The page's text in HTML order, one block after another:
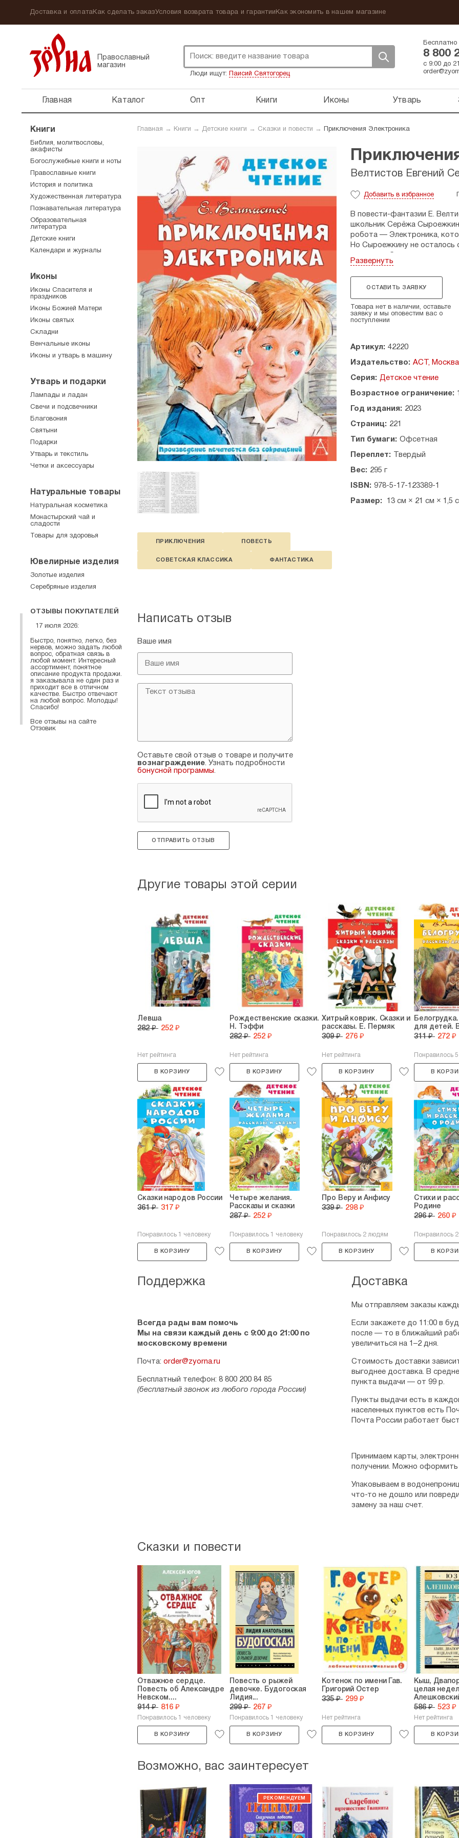
Доставка и оплатаКак сделать заказУсловия возврата товара и гарантии Как экономить в нашем магазине
Православный
магазин
Люди ищут: Паисий Святогорец
Бесплатно
8 800
с 9:00 до
Главная Каталог Опт Книги Иконы Утварь
Главная → Книги → Детские книги → Сказки и повести → Приключения Электроника
ПРИКЛЮЧЕНИЯ ПОВЕСТЬ
СОВЕТСКАЯ КЛАССИКА ФАНТАСТИКА
Велтистов Евгений
Добавить в избранное
В повести-фантазии Е.
школьник Серёжа Сыроежкин
робота — Электроника,
Но Сыроежкину не осталось
детских писателей-
страны, поэтому повесть
технический прогресс и
Для среднего школьного
Развернуть
ОСТАВИТЬ ЗАЯВКУ
Товара нет в наличии, оставьте
заявку и мы оповестим вас о
поступлении
Артикул: 42220
Издательство: АСТ, Москва
Серия: Детское чтение
Возрастное ограничение:
Год издания: 2023
Страниц: 221
Тип бумаги: Офсетная
Переплет: Твердый
Вес: 295 г
ISBN: 978-5-17-123389-1
Размер: 13 см × 21 см × 1,5
Написать отзыв
Ваше имя
Оставьте свой отзыв о товаре и получите
вознаграждение. Узнать подробности
бонусной программы.
ОТПРАВИТЬ ОТЗЫВ
Другие товары этой серии
Левша
282 ₽ 252 ₽
Нет рейтинга
В КОРЗИНУ
Рождественские сказки.
Н. Тэффи
282 ₽ 252 ₽
Нет рейтинга
В КОРЗИНУ
Хитрый коврик. Сказки и
рассказы. Е. Пермяк
309 ₽ 276 ₽
Нет рейтинга
В КОРЗИНУ
для детей.
311 ₽ 272 ₽
Понравилось
В
Сказки народов России
361 ₽ 317 ₽
Понравилось 1 человеку
В КОРЗИНУ
Четыре желания.
Рассказы и сказки
287 ₽ 252 ₽
Понравилось 1 человеку
В КОРЗИНУ
Про Веру и Анфису
339 ₽ 298 ₽
Понравилось 2 людям
В КОРЗИНУ
Стихи и
Родине
296 ₽ 260 ₽
Понравилось
В
Поддержка
Всегда рады вам помочь
Мы на связи каждый день с 9:00 до 21:00 по
московскому времени
Почта: order@zyorna.ru
Бесплатный телефон: 8 800 200 84 85
(бесплатный звонок из любого города России)
Доставка
Мы отправляем заказы
Если закажете до 11:00 в
после — то в ближайший
увеличиться на 1–2 дня.
Стоимость доставки
выгоднее доставка. В
пункта выдачи — от 99 р.
Пункты выдачи есть в
населенных пунктов есть
Почта России работает
Принимаем карты,
получении. Можно оформить
Упаковываем в
что-то не дошло или
замену за наш счет.
Сказки и повести
Отважное сердце.
Повесть об Александре
Невском....
914 ₽ 816 ₽
Понравилось 1 человеку
В КОРЗИНУ
Повесть о рыжей
девочке. Будогоская
Лидия...
299 ₽ 267 ₽
Понравилось 1 человеку
В КОРЗИНУ
Котенок по имени Гав.
Григорий Остер
335 ₽ 299 ₽
Нет рейтинга
В КОРЗИНУ
Кыш,
целая
586 ₽ 523 ₽
Нет рейтинга
В
Возможно, вас заинтересует
Книги
Библия, молитвословы,
акафисты
Богослужебные книги и ноты
Православные книги
История и политика
Художественная литература
Познавательная литература
Образовательная
литература
Детские книги
Календари и журналы
Иконы
Иконы Спасителя и
праздников
Иконы Божией Матери
Иконы святых
Складни
Венчальные иконы
Иконы и утварь в машину
Утварь и подарки
Лампады и ладан
Свечи и подсвечники
Благовония
Святыни
Подарки
Утварь и текстиль
Четки и аксессуары
Натуральные товары
Натуральная косметика
Монастырский чай и
сладости
Товары для здоровья
Ювелирные изделия
Золотые изделия
Серебряные изделия
ОТЗЫВЫ ПОКУПАТЕЛЕЙ
17 июля 2026:
Быстро, понятно, легко, без
нервов, можно задать любой
вопрос, обратная связь в
любой момент. Интересный
ассортимент, понятное
описание продукта продажи.
я заказывала не один раз и
приходит все в отличном
качестве. Быстро отвечают
на любой вопрос. Молодцы!
Спасибо!
Все отзывы на сайте
Отзовик